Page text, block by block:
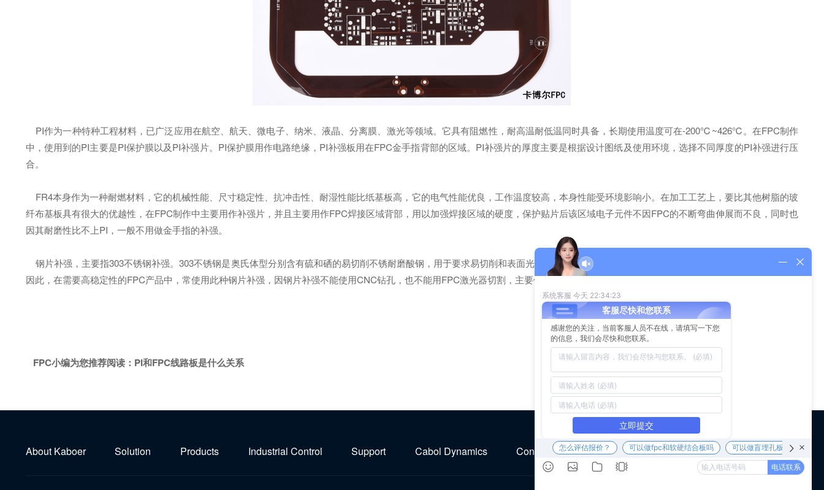
PI作为一种特种工程材料，已广泛应用在航空、航天、微电子、纳米、液晶、分离膜、激光等领域。它具有阻燃性，耐高温耐低温同时具备，长期使用温度可在-200℃~426℃。在FPC制作
中，使用到的PI主要是PI保护膜以及PI补强片。PI保护膜用作电路绝缘，PI补强板用在FPC金手指背部的区域。PI补强片的厚度主要是根据设计图纸及使用环境，选择不同厚度的PI补强进行压
合。
FR4本身作为一种耐燃材料，它的机械性能、尺寸稳定性、抗冲击性、耐湿性能比纸基板高，它的电气性能优良，工作温度较高，本身性能受环境影响小。在加工工艺上，要比其他树脂的玻
纤布基板具有很大的优越性，在FPC制作中主要用作补强片，并且主要用作FPC焊接区域背部，用以加强焊接区域的硬度，保护贴片后该区域电子元件不因FPC的不断弯曲伸展而不良，同时也
因其耐磨性比不上PI，一般不用做金手指的补强。
钢片补强，主要指303不锈钢补强。303不锈钢是奥氏体型分别含有硫和硒的易切削不锈耐磨酸钢，用于要求易切削和表面光洁度高的场合。FPC补强往往形状不一，而不锈钢303易于蚀刻。
因此，在需要高稳定性的FPC产品中，常使用此种钢片补强，因钢片补强不能使用CNC钻孔，也不能用FPC激光器切割，主要使用药水蚀刻的方法制作，固它的成本也相对较高了。
FPC小编为您推荐阅读： PI和FPC线路板是什么关系
About Kaboer Solution Products Industrial Control Support Cabol Dynamics Contact us